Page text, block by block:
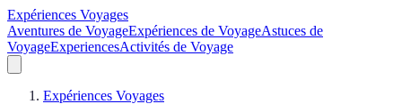
Expériences Voyages
Aventures de VoyageExpériences de VoyageAstuces de
VoyageExperiencesActivités de Voyage
Expériences Voyages